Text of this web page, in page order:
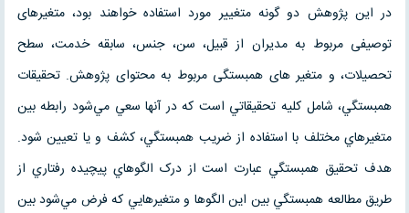
در این پژوهش دو گونه متغییر مورد استفاده خواهند بود، متغیرهای
توصیفی مربوط به مدیران از قبیل، سن، جنس، سابقه خدمت، سطح
تحصیلات، و متغیر های همبستگی مربوط به محتوای پژوهش. تحقيقات
همبستگي، شامل کليه تحقيقاتي است که در آنها سعي مي‌شود رابطه بين
متغيرهاي مختلف با استفاده از ضريب همبستگي، کشف و يا تعيين شود.
هدف تحقيق همبستگي عبارت است از درک الگوهاي پيچيده رفتاري از
طريق مطالعه همبستگي بين اين الگوها و متغيرهايي که فرض مي‌شود بين